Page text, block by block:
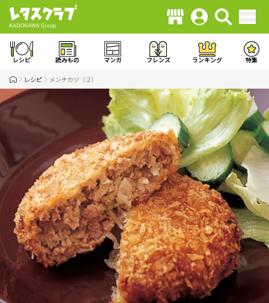
レシピ 読みもの マンガ フレンズ ランキング 特集
レシピ メンチカツ（２）